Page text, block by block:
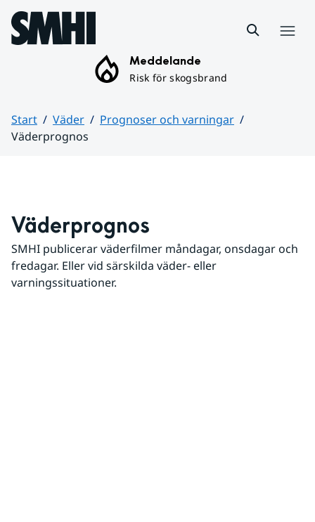
Hoppa till sidans innehåll
Meddelande
Risk för skogsbrand
Start Väder
Prognoser och varningar
Väderprognos
Väderprognos
SMHI publicerar väderfilmer måndagar, onsdagar och
fredagar. Eller vid särskilda väder- eller
varningssituationer.